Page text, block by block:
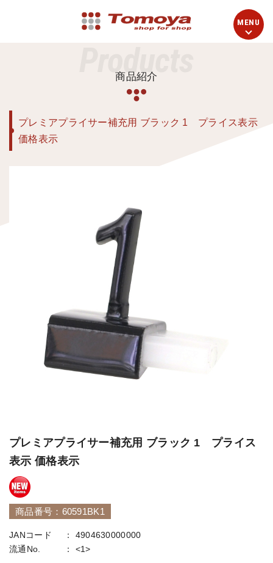
Products
商品紹介
プレミアプライサー補充用 ブラック 1 プライス表示
価格表示
プレミアプライサー補充用 ブラック 1 プライス
表示 価格表示
商品番号：60591BK1
JANコード
4904630000000
流通No.
<1>